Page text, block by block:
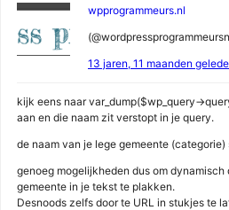
wpprogrammeurs.nl
13 jaren, 11 maanden
kijk eens naar var_dump($wp_query-
aan en die naam zit verstopt in je query.
de naam van je lege gemeente (categorie)
genoeg mogelijkheden dus om dynamisch
gemeente in je tekst te plakken.
Desnoods zelfs door te URL in stukjes te